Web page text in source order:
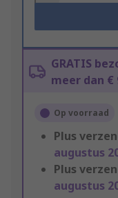
GRATIS
meer dan €
Op voorraad
Plus
augustus
Plus
augustus